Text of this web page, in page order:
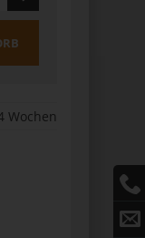
Wochen